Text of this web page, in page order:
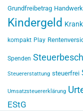
Grundfreibetrag
Kindergeld
kompakt Play
Spenden
Steuererstattung steuerfrei
Umsatzsteuererklärung
EStG